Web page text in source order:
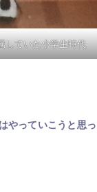
していた小学生時代
やっていこうと思っ